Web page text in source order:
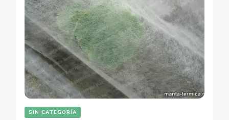
SIN CATEGORÍA